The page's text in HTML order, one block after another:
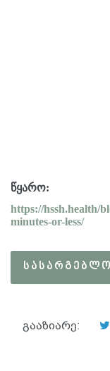
წყარო:
https://hssh.health/
minutes-or-less/
გააზიარე: